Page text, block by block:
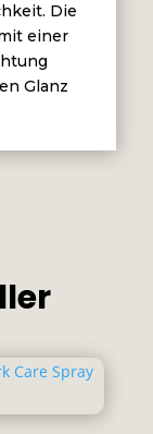
Die
einer
Glanz